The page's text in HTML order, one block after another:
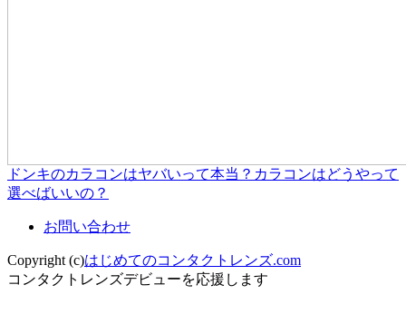
ドンキのカラコンはヤバいって本当？カラコンはどうやって
選べばいいの？
お問い合わせ
Copyright (c)はじめてのコンタクトレンズ.com
コンタクトレンズデビューを応援します